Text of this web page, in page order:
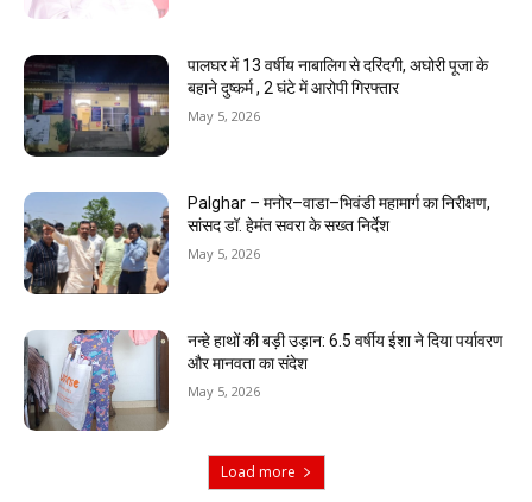
पालघर में 13 वर्षीय नाबालिग से दरिंदगी, अघोरी पूजा के
बहाने दुष्कर्म , 2 घंटे में आरोपी गिरफ्तार
May 5, 2026
Palghar – मनोर–वाडा–भिवंडी महामार्ग का निरीक्षण,
सांसद डॉ. हेमंत सवरा के सख्त निर्देश
May 5, 2026
नन्हे हाथों की बड़ी उड़ान: 6.5 वर्षीय ईशा ने दिया पर्यावरण
और मानवता का संदेश
May 5, 2026
Load more